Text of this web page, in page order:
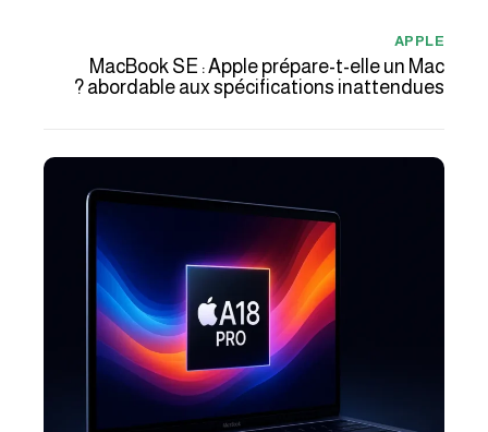
APPLE
MacBook SE : Apple prépare-t-elle un Mac
abordable aux spécifications inattendues ?